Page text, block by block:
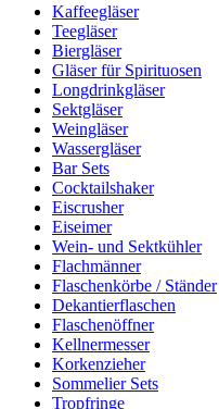
Kaffeegläser
Teegläser
Biergläser
Gläser für Spirituosen
Longdrinkgläser
Sektgläser
Weingläser
Wassergläser
Bar Sets
Cocktailshaker
Eiscrusher
Eiseimer
Wein- und Sektkühler
Flachmänner
Flaschenkörbe / Ständer
Dekantierflaschen
Flaschenöffner
Kellnermesser
Korkenzieher
Sommelier Sets
Tropfringe